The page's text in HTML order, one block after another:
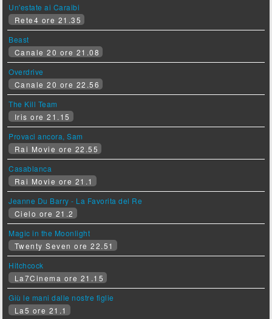
Un'estate ai Caraibi
Rete4 ore 21.35
Beast
Canale 20 ore 21.08
Overdrive
Canale 20 ore 22.56
The Kill Team
Iris ore 21.15
Provaci ancora, Sam
Rai Movie ore 22.55
Casablanca
Rai Movie ore 21.1
Jeanne Du Barry - La Favorita del Re
Cielo ore 21.2
Magic in the Moonlight
Twenty Seven ore 22.51
Hitchcock
La7Cinema ore 21.15
Giù le mani dalle nostre figlie
La5 ore 21.1